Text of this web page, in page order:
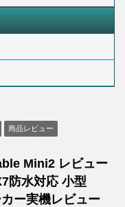
商品レビュー
Mini2 レビュー
防水対応 小型
ー実機レビュー